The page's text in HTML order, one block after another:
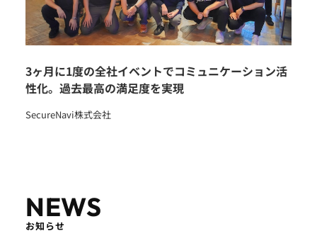
3ヶ月に1度の全社イベントでコミュニケーション活
性化。過去最高の満足度を実現
SecureNavi株式会社
NEWS
お知らせ